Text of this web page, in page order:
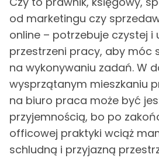
od marketingu czy
online – potrzebuje czystej i
przestrzeni pracy, aby móc
na wykonywaniu zadań. W
wysprzątanym mieszkaniu
na biuro praca może być
przyjemnością, bo po
officowej praktyki wciąż
schludną i przyjazną